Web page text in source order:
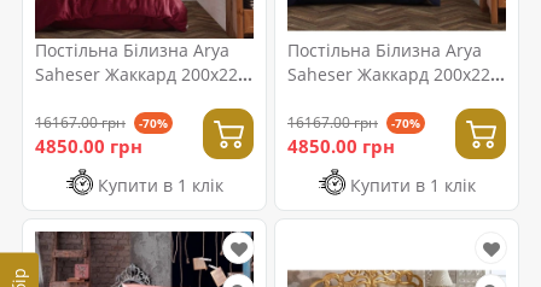
Постільна Білизна Arya
Saheser Жаккард 200x220
16167.00 грн -70%
4850.00 грн
Купити в 1 клік
Постільна Білизна Arya
Saheser Жаккард 200x220
16167.00 грн -70%
4850.00 грн
Купити в 1 клік